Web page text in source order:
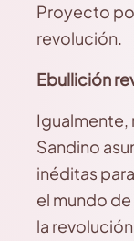
Proyecto
revolución.
Ebullición
Igualmente,
Sandino
inéditas
el mundo
la